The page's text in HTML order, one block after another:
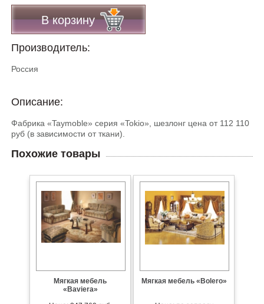
В корзину
Производитель:
Россия
Описание:
Фабрика «Taymoble» серия «Tokio», шезлонг цена от 112 110
руб (в зависимости от ткани).
Похожие товары
Мягкая мебель
«Baviera»
Мягкая мебель «Bolero»